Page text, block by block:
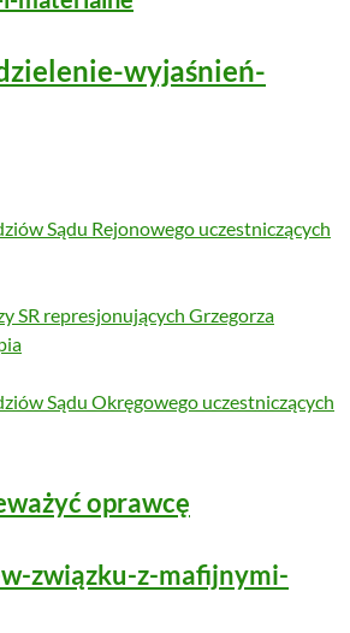
wyjaśnień-
Sądu Rejonowego uczestniczących
SR represjonujących Grzegorza
Sądu Okręgowego uczestniczących
oprawcę
związku-z-mafijnymi-